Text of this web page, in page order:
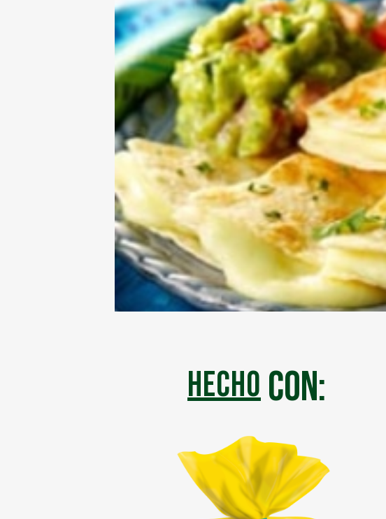
hechocon: